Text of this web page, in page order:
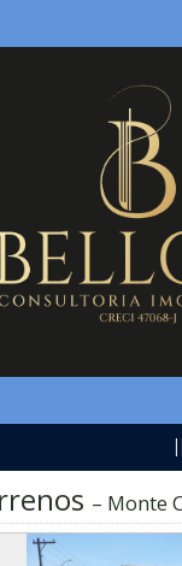
Monte